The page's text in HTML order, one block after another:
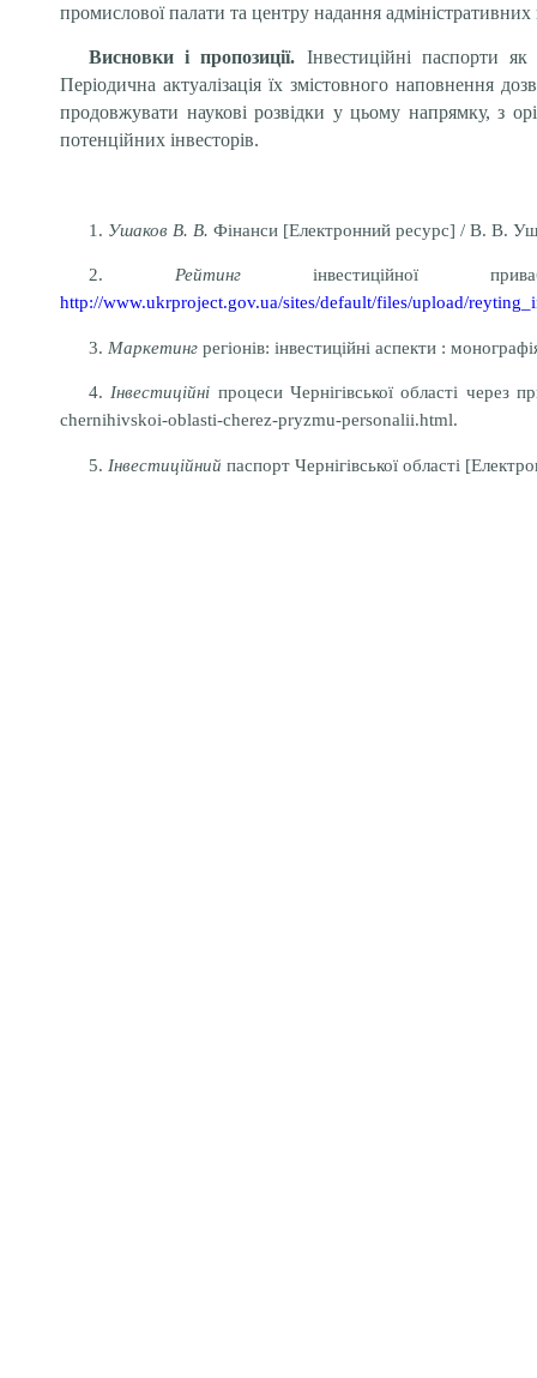
промислової палати та центру надання адміністративних
Висновки і пропозиції. Інвестиційні паспорти
Періодична актуалізація їх змістовного наповнення
продовжувати наукові розвідки у цьому напрямку, з
потенційних інвесторів.
1. Ушаков В. В. Фінанси [Електронний ресурс] / В. В.
2.Рейтинг інвестиційної
http://www.ukrproject.gov.ua/sites/default/files/upload/
3. Маркетингрегіонів: інвестиційні аспекти :
4.Інвестиційні процеси Чернігівської області
chernihivskoi-oblasti-cherez-pryzmu-personalii.html.
5. Інвестиційний паспорт Чернігівської області